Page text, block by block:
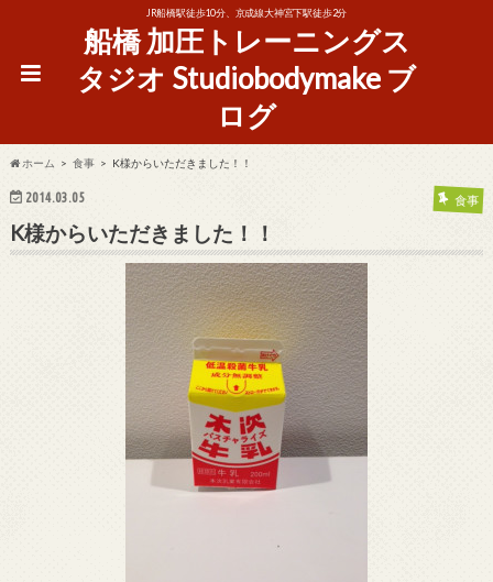
JR船橋駅徒歩10分、京成線大神宮下駅徒歩2分
船橋 加圧トレーニングス
タジオ Studiobodymake ブ
ログ
ホーム 食事 K様からいただきました！！
2014.03.05 食事
K様からいただきました！！